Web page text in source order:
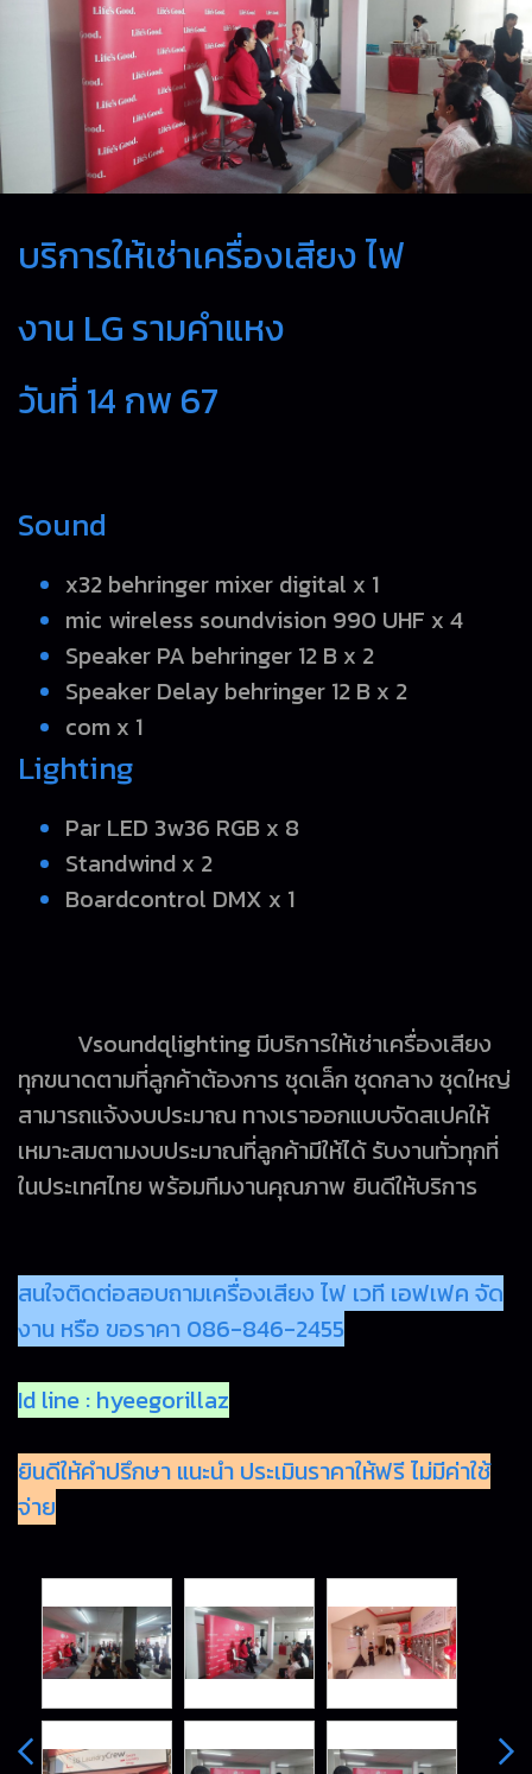
บริการให้เช่าเครื่องเสียง ไฟ
งาน LG รามคำแหง
วันที่ 14 กพ 67
Sound
x32 behringer mixer digital x 1
mic wireless soundvision 990 UHF x 4
Speaker PA behringer 12 B x 2
Speaker Delay behringer 12 B x 2
com x 1
Lighting
Par LED 3w36 RGB x 8
Standwind x 2
Boardcontrol DMX x 1
Vsoundqlighting มีบริการให้เช่าเครื่องเสียง
ทุกขนาดตามที่ลูกค้าต้องการ ชุดเล็ก ชุดกลาง ชุดใหญ่
สามารถแจ้งงบประมาณ ทางเราออกแบบจัดสเปคให้
เหมาะสมตามงบประมาณที่ลูกค้ามีให้ได้ รับงานทั่วทุกที่
ในประเทศไทย พร้อมทีมงานคุณภาพ ยินดีให้บริการ
สนใจติดต่อสอบถามเครื่องเสียง ไฟ เวที เอฟเฟค จัด
งาน หรือ ขอราคา 086-846-2455
Id line : hyeegorillaz
ยินดีให้คำปรึกษา แนะนำ ประเมินราคาให้ฟรี ไม่มีค่าใช้
จ่าย